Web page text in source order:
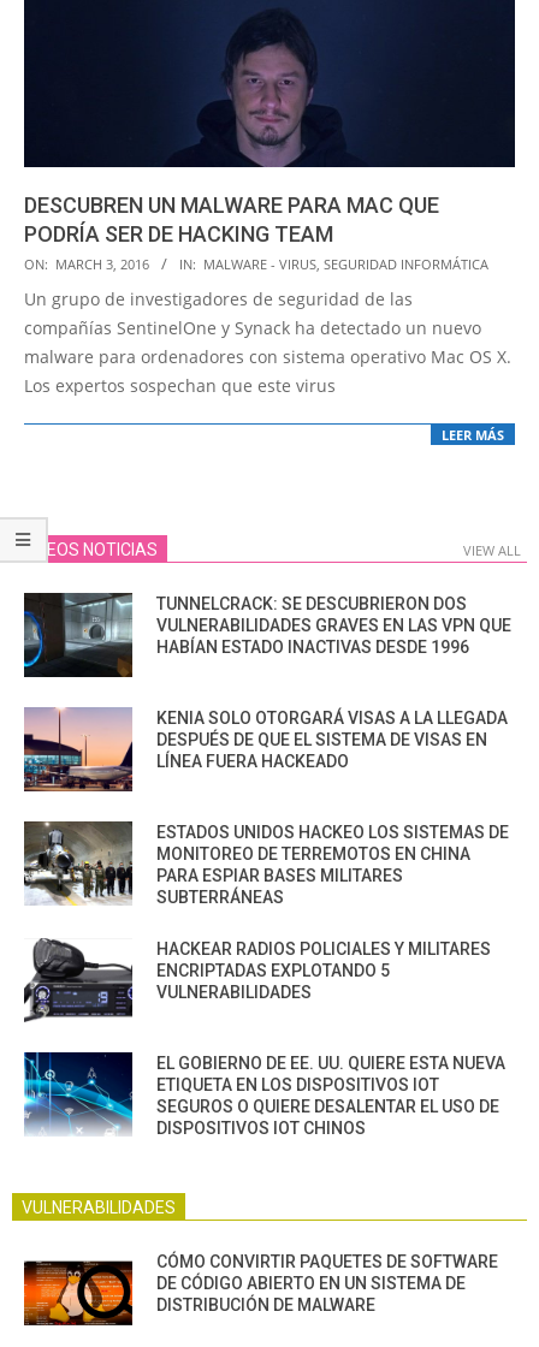
DESCUBREN UN MALWARE PARA MAC QUE
PODRÍA SER DE HACKING TEAM
2016-
03-
ON: MARCH 3, 2016 IN: MALWARE - VIRUS SEGURIDAD INFORMÁTICA
Un grupo de investigadores de seguridad de las
compañías SentinelOne y Synack ha detectado un nuevo
malware para ordenadores con sistema operativo Mac OS X.
Los expertos sospechan que este virus
LEER MÁS
VIDEOS NOTICIAS VIEW ALL
TUNNELCRACK: SE DESCUBRIERON DOS
VULNERABILIDADES GRAVES EN LAS VPN QUE
HABÍAN ESTADO INACTIVAS DESDE 1996
KENIA SOLO OTORGARÁ VISAS A LA LLEGADA
DESPUÉS DE QUE EL SISTEMA DE VISAS EN
LÍNEA FUERA HACKEADO
ESTADOS UNIDOS HACKEO LOS SISTEMAS DE
MONITOREO DE TERREMOTOS EN CHINA
PARA ESPIAR BASES MILITARES
SUBTERRÁNEAS
HACKEAR RADIOS POLICIALES Y MILITARES
ENCRIPTADAS EXPLOTANDO 5
VULNERABILIDADES
EL GOBIERNO DE EE. UU. QUIERE ESTA NUEVA
ETIQUETA EN LOS DISPOSITIVOS IOT
SEGUROS O QUIERE DESALENTAR EL USO DE
DISPOSITIVOS IOT CHINOS
VULNERABILIDADES
CÓMO CONVIRTIR PAQUETES DE SOFTWARE
DE CÓDIGO ABIERTO EN UN SISTEMA DE
DISTRIBUCIÓN DE MALWARE